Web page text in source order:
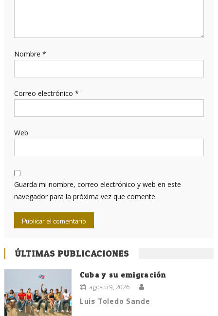
Nombre *
Correo electrónico *
Web
Guarda mi nombre, correo electrónico y web en este
navegador para la próxima vez que comente.
ÚLTIMAS PUBLICACIONES
Cuba y su emigración
agosto 9, 2026
Luis Toledo Sande